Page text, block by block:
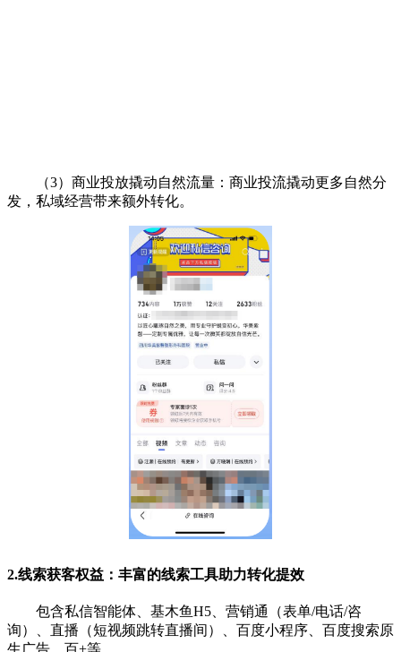
（3）商业投放撬动自然流量：商业投流撬动更多自然分
发，私域经营带来额外转化。
2.线索获客权益：丰富的线索工具助力转化提效
包含私信智能体、基木鱼H5、营销通（表单/电话/咨
询）、直播（短视频跳转直播间）、百度小程序、百度搜索原
生广告、百+等。